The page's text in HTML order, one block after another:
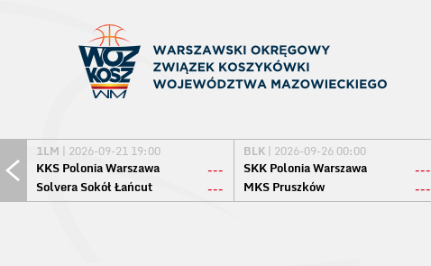
1LM | 2026-09-21 19:00
KKS Polonia Warszawa
---
Solvera Sokół Łańcut
---
BLK | 2026-09-26 00:00
SKK Polonia Warszawa
---
MKS Pruszków
---